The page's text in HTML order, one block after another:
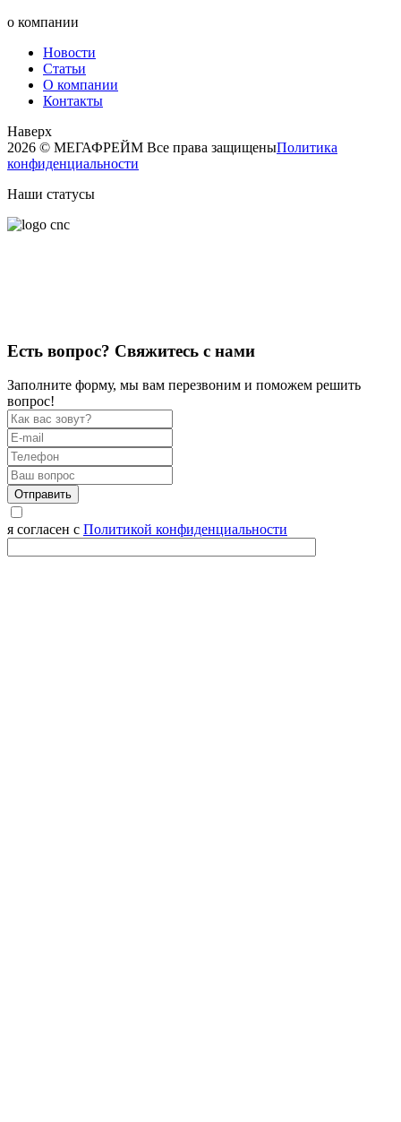
о компании
Новости
Статьи
О компании
Контакты
Наверх
2026 © МЕГАФРЕЙМ Все права защищеныПолитика
конфиденциальности
Наши статусы
Есть вопрос? Свяжитесь с нами
Заполните форму, мы вам перезвоним и поможем решить
вопрос!
Отправить
я согласен с Политикой конфиденциальности